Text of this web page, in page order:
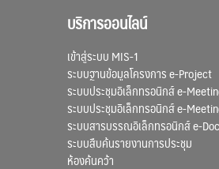
บริการออนไลน์
เข้าสู่ระบบ MIS-1
ระบบฐานข้อมูลโครงการ e-Project
ระบบประชุมอิเล็กทรอนิกส์ e-
ระบบประชุมอิเล็กทรอนิกส์ e-
ระบบสารบรรณอิเล็กทรอนิกส์ e-
ระบบสืบค้นรายงานการประชุม
ห้องค้นคว้า